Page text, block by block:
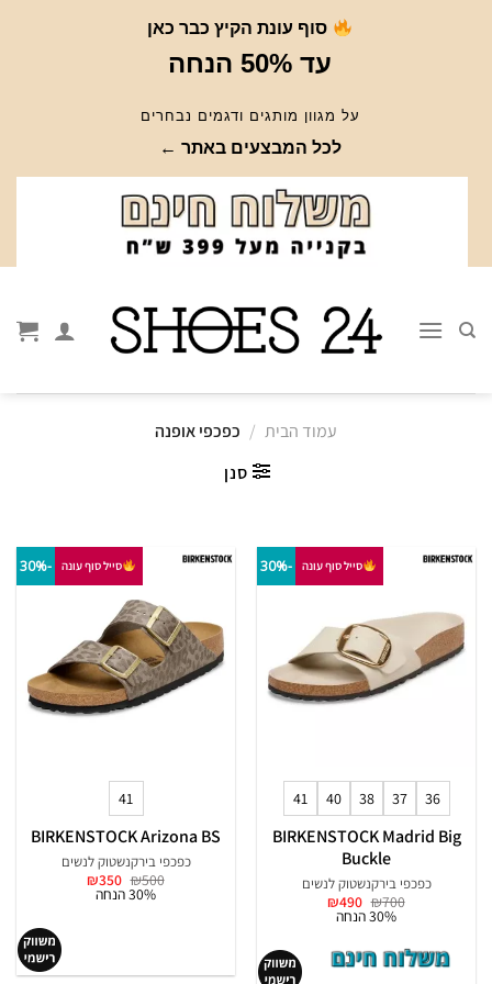
סוף עונת הקיץ כבר כאן
עד 50% הנחה
על מגוון מותגים ודגמים נבחרים
לכל המבצעים באתר ←
עמוד הבית / כפכפי אופנה
סנן
סייל סוף עונה -30%
36
37
38
40
41
BIRKENSTOCK Madrid Big
Buckle
כפכפי בירקנשטוק לנשים
₪700 המחיר
המקורי
₪490 המחיר
30% הנחה
סייל סוף עונה -30%
41
BIRKENSTOCK Arizona BS
כפכפי בירקנשטוק לנשים
₪500 המחיר
המקורי
₪350 המחיר
30% הנחה